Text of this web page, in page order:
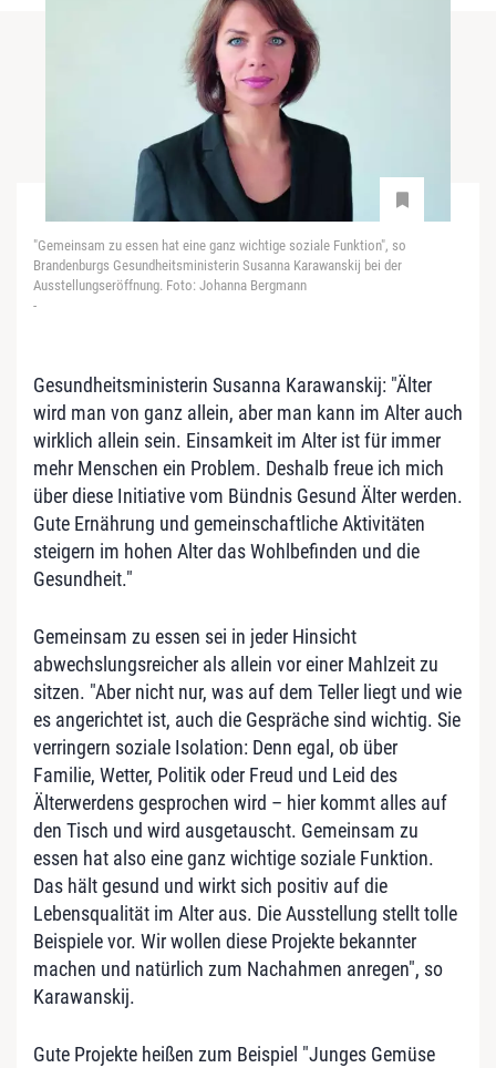
"Gemeinsam zu essen hat eine ganz wichtige soziale Funktion", so
Brandenburgs Gesundheitsministerin Susanna Karawanskij bei der
Ausstellungseröffnung. Foto: Johanna Bergmann
-
Gesundheitsministerin Susanna Karawanskij: "Älter
wird man von ganz allein, aber man kann im Alter auch
wirklich allein sein. Einsamkeit im Alter ist für immer
mehr Menschen ein Problem. Deshalb freue ich mich
über diese Initiative vom Bündnis Gesund Älter werden.
Gute Ernährung und gemeinschaftliche Aktivitäten
steigern im hohen Alter das Wohlbefinden und die
Gesundheit."
Gemeinsam zu essen sei in jeder Hinsicht
abwechslungsreicher als allein vor einer Mahlzeit zu
sitzen. "Aber nicht nur, was auf dem Teller liegt und wie
es angerichtet ist, auch die Gespräche sind wichtig. Sie
verringern soziale Isolation: Denn egal, ob über
Familie, Wetter, Politik oder Freud und Leid des
Älterwerdens gesprochen wird – hier kommt alles auf
den Tisch und wird ausgetauscht. Gemeinsam zu
essen hat also eine ganz wichtige soziale Funktion.
Das hält gesund und wirkt sich positiv auf die
Lebensqualität im Alter aus. Die Ausstellung stellt tolle
Beispiele vor. Wir wollen diese Projekte bekannter
machen und natürlich zum Nachahmen anregen", so
Karawanskij.
Gute Projekte heißen zum Beispiel "Junges Gemüse